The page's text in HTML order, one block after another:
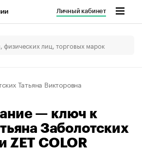
Личный кабинет
Татьяна Викторовна
— ключ к
Заболотских
ZET COLOR